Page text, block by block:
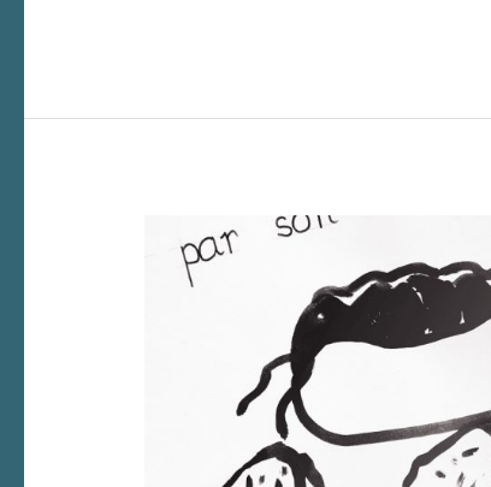
(Silhouette
Portrait)